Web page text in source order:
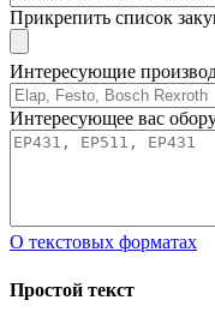
Прикрепить список
Интересующие
Интересующее вас
О текстовых форматах
Простой текст